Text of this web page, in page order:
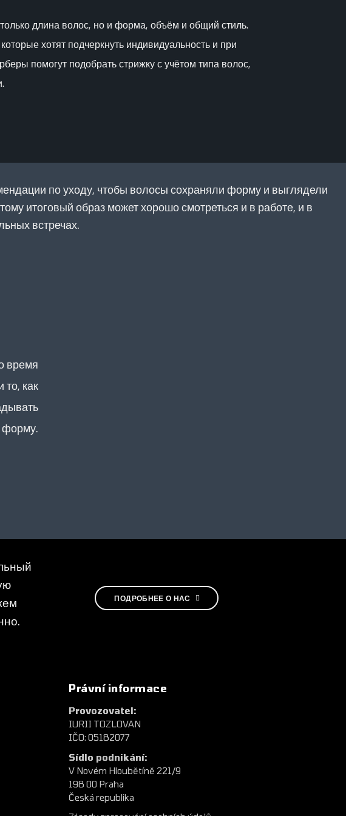
длина волос, но и форма, объём и общий стиль.
хотят подчеркнуть индивидуальность и при
помогут подобрать стрижку с учётом типа волос,
по уходу, чтобы волосы сохраняли форму и выглядели
итоговый образ может хорошо смотреться и в работе, и в
встречах.
время
то, как
форму.
ПОДРОБНЕЕ О НАС
Právní informace
Provozovatel:
IURII TOZLOVAN
IČO: 05182077
Sídlo podnikání:
V Novém Hloubětíně 221/9
198 00 Praha
Česká republika